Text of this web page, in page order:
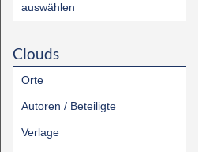
auswählen
Clouds
Orte
Autoren / Beteiligte
Verlage